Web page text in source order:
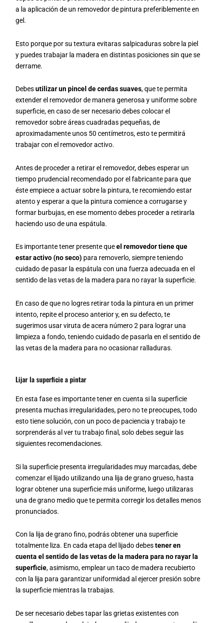
a la aplicación de un removedor de pintura preferiblemente en
gel.
Esto porque por su textura evitaras salpicaduras sobre la piel
y puedes trabajar la madera en distintas posiciones sin que se
derrame.
Debesutilizar un pincel de cerdas suaves, que te permita
extender el removedor de manera generosa y uniforme sobre
superficie, en caso de ser necesario debes colocar el
removedor sobre áreas cuadradas pequeñas, de
aproximadamente unos 50 centímetros, esto te permitirá
trabajar con el removedor activo.
Antes de proceder a retirar el removedor, debes esperar un
tiempo prudencial recomendado por el fabricante para que
éste empiece a actuar sobre la pintura, te recomiendo estar
atento y esperar a que la pintura comience a corrugarse y
formar burbujas, en ese momento debes proceder a retirarla
haciendo uso de una espátula.
Es importante tener presente queel removedor tiene que
estar activo (no seco) para removerlo, siempre teniendo
cuidado de pasar la espátula con una fuerza adecuada en el
sentido de las vetas de la madera para no rayar la superficie.
En caso de que no logres retirar toda la pintura en un primer
intento, repite el proceso anterior y, en su defecto, te
sugerimos usar viruta de acera número 2 para lograr una
limpieza a fondo, teniendo cuidado de pasarla en el sentido de
las vetas de la madera para no ocasionar ralladuras.
Lijar la superficie a pintar
En esta fase es importante tener en cuenta si la superficie
presenta muchas irregularidades, pero no te preocupes, todo
esto tiene solución, con un poco de paciencia y trabajo te
sorprenderás al ver tu trabajo final, solo debes seguir las
siguientes recomendaciones.
Si la superficie presenta irregularidades muy marcadas, debe
comenzar el lijado utilizando una lija de grano grueso, hasta
lograr obtener una superficie más uniforme, luego utilizaras
una de grano medio que te permita corregir los detalles menos
pronunciados.
Con la lija de grano fino, podrás obtener una superficie
totalmente liza. En cada etapa del lijado debestener en
cuenta el sentido de las vetas de la madera para no rayar la
superficie, asimismo, emplear un taco de madera recubierto
con la lija para garantizar uniformidad al ejercer presión sobre
la superficie mientras la trabajas.
De ser necesario debes tapar las grietas existentes con